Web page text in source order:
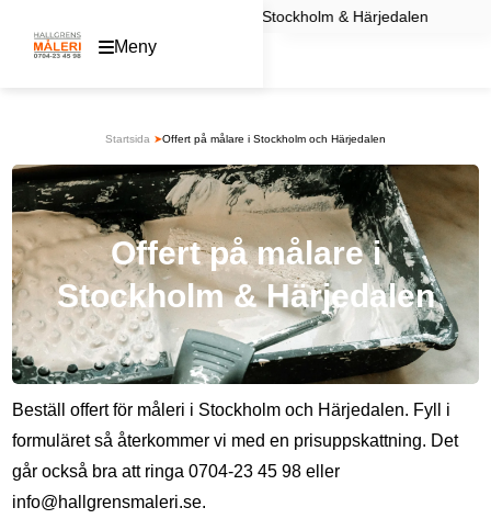
Meny
Måleri i Stockholm & Härjedalen
Startsida ➤Offert på målare i Stockholm och Härjedalen
Offert på målare i
Stockholm & Härjedalen
Beställ offert för måleri i Stockholm och Härjedalen. Fyll i
formuläret så återkommer vi med en prisuppskattning. Det
går också bra att ringa0704-23 45 98 eller
info@hallgrensmaleri.se.